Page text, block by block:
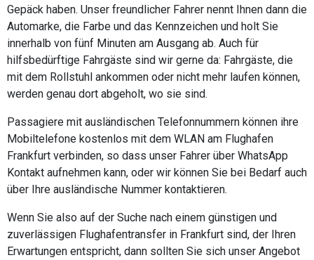
Gepäck haben. Unser freundlicher Fahrer nennt Ihnen dann die
Automarke, die Farbe und das Kennzeichen und holt Sie
innerhalb von fünf Minuten am Ausgang ab. Auch für
hilfsbedürftige Fahrgäste sind wir gerne da: Fahrgäste, die
mit dem Rollstuhl ankommen oder nicht mehr laufen können,
werden genau dort abgeholt, wo sie sind.
Passagiere mit ausländischen Telefonnummern können ihre
Mobiltelefone kostenlos mit dem WLAN am Flughafen
Frankfurt verbinden, so dass unser Fahrer über WhatsApp
Kontakt aufnehmen kann, oder wir können Sie bei Bedarf auch
über Ihre ausländische Nummer kontaktieren.
Wenn Sie also auf der Suche nach einem günstigen und
zuverlässigen Flughafentransfer in Frankfurt sind, der Ihren
Erwartungen entspricht, dann sollten Sie sich unser Angebot